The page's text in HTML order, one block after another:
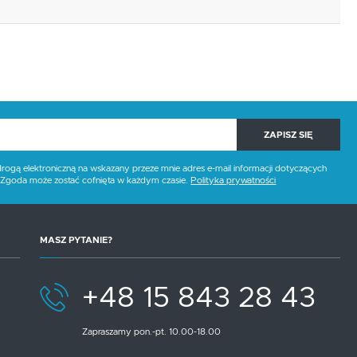
ZAPISZ SIĘ
elektroniczną na wskazany przeze mnie adres e-mail informacji dotyczących
może zostać cofnięta w każdym czasie. Polityka prywatności
MASZ PYTANIE?
+48 15 843 28 43
Zapraszamy pon.-pt. 10.00-18.00